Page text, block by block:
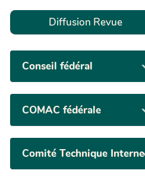
Diffusion Revue
Conseil fédéral
COMAC fédérale
Comité Technique Interne